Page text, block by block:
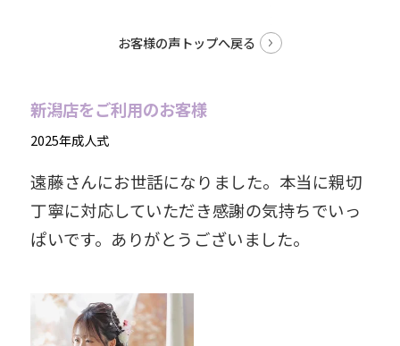
お客様の声トップへ戻る
新潟店をご利用のお客様
2025年成人式
遠藤さんにお世話になりました。本当に親切
丁寧に対応していただき感謝の気持ちでいっ
ぱいです。ありがとうございました。